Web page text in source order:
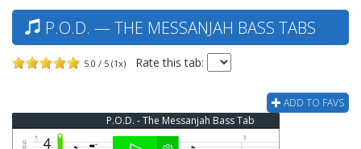
P.O.D. — THE MESSANJAH BASS TABS
5.0 / 5 (1x) Rate this tab:
ADD TO FAVS
P.O.D. - The Messanjah Bass Tab